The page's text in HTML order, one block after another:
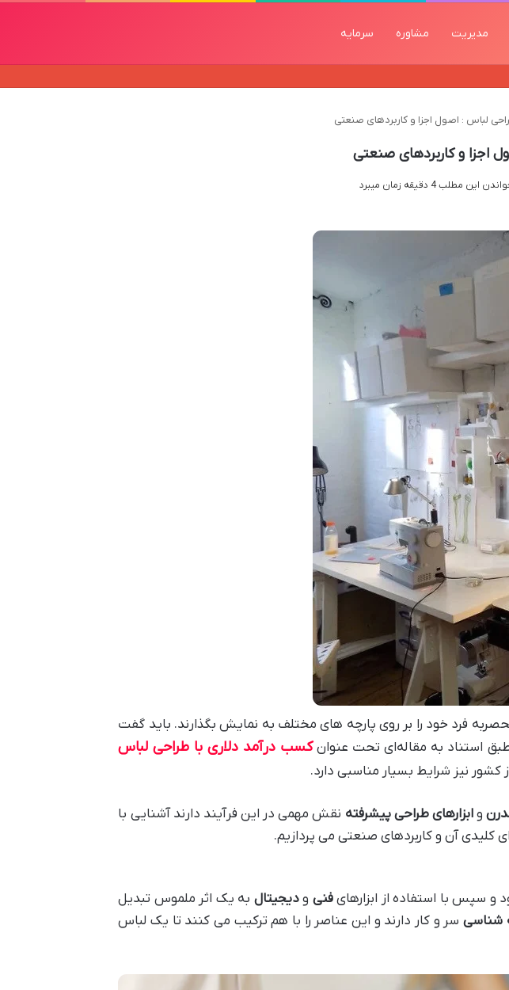
مدیریت مشاوره سرمایه
لباس : اصول اجزا و کاربردهای صنعتی
اجزا و کاربردهای صنعتی
این مطلب 4 دقیقه زمان میبرد
فرد خود را بر روی پارچه های مختلف به نمایش بگذارند. باید گفت
استناد به مقاله‌ای تحت عنوانکسب درآمد دلاری با طراحی لباس
نیز شرایط بسیار مناسبی دارد.
وابزارهای طراحی پیشرفته نقش مهمی در این فرآیند دارند آشنایی با
کلیدی آن و کاربردهای صنعتی می پردازیم.
و سپس با استفاده از ابزارهایفنی ودیجیتال به یک اثر ملموس تبدیل
شناسیسر و کار دارند و این عناصر را با هم ترکیب می کنند تا یک لباس